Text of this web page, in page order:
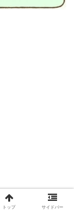
トップ サイドバー